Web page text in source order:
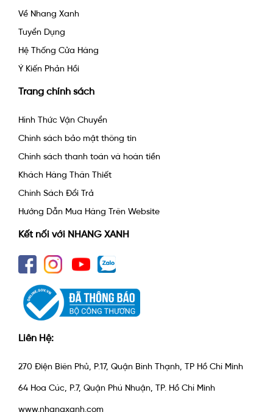
Về Nhang Xanh
Tuyển Dụng
Hệ Thống Cửa Hàng
Ý Kiến Phản Hồi
Trang chính sách
Hình Thức Vận Chuyển
Chính sách bảo mật thông tin
Chính sách thanh toán và hoàn tiền
Khách Hàng Thân Thiết
Chính Sách Đổi Trả
Hướng Dẫn Mua Hàng Trên Website
Kết nối với NHANG XANH
Liên Hệ:
270 Điện Biên Phủ, P.17, Quận Bình Thạnh, TP Hồ Chí Minh
64 Hoa Cúc, P.7, Quận Phú Nhuận, TP. Hồ Chí Minh
www.nhangxanh.com